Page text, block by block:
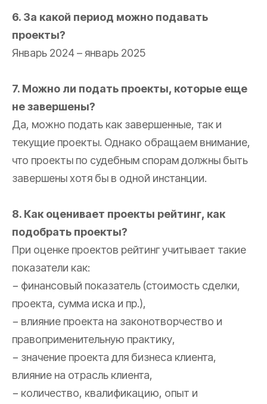
6. За какой период можно подавать
проекты?
Январь 2024 – январь 2025
7. Можно ли подать проекты, которые еще
не завершены?
Да, можно подать как завершенные, так и
текущие проекты. Однако обращаем внимание,
что проекты по судебным спорам должны быть
завершены хотя бы в одной инстанции.
8. Как оценивает проекты рейтинг, как
подобрать проекты?
При оценке проектов рейтинг учитывает такие
показатели как:
− финансовый показатель (стоимость сделки,
проекта, сумма иска и пр.),
− влияние проекта на законотворчество и
правоприменительную практику,
− значение проекта для бизнеса клиента,
влияние на отрасль клиента,
− количество, квалификацию, опыт и